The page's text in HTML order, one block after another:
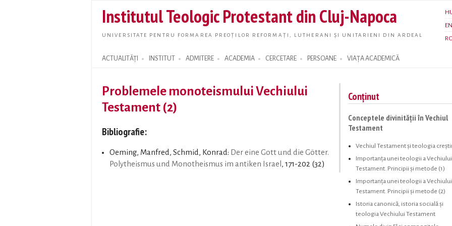
main
content
Institutul Teologic Protestant din Cluj-Napoca
UNIVERSITATE PENTRU FORMAREA PREOȚILOR REFORMAȚI, LUTHERANI ȘI UNITARIENI DIN ARDEAL
EN
ACTUALITĂȚI INSTITUT ADMITERE ACADEMIA CERCETARE PERSOANE VIAȚA ACADEMICĂ
Search form
Problemele monoteismului Vechiului
Testament (2)
Bibliografie:
Oeming, Manfred, Schmid, Konrad: Der eine Gott und die Götter.
Polytheismus und Monotheismus im antiken Israel , 171-202 (32)
Conținut
Conceptele divinității în Vechiul
Testament
Vechiul Testament și teologia
Importanța unei teologii a Vechiului
Testament. Principii și metode (1)
Importanța unei teologii a Vechiului
Testament. Principii și metode (2)
Istoria canonică, istoria socială și
teologia Vechiului Testament